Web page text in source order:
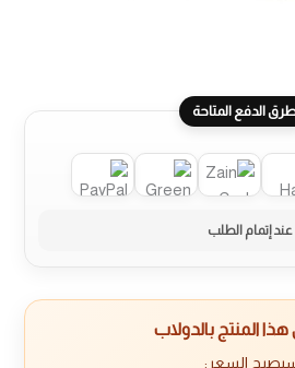
الدفع المتاحة
المنتج بالدولاب
سيصبح السعر: